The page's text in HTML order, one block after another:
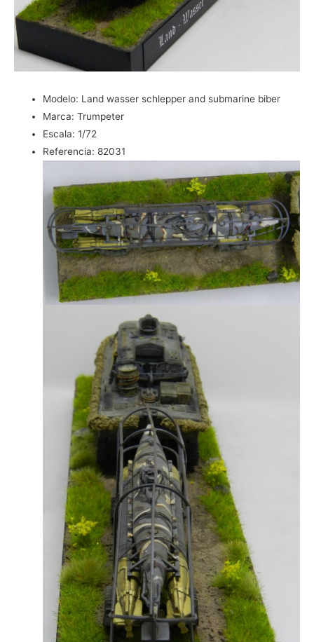
Modelo: Land wasser schlepper and submarine biber
Marca: Trumpeter
Escala: 1/72
Referencia: 82031